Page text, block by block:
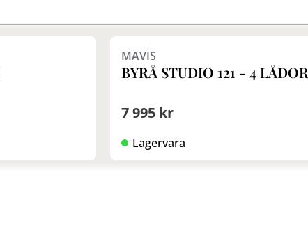
MAVIS
BYRÅ STUDIO 121 - 4 LÅDOR
7 995 kr
Lagervara